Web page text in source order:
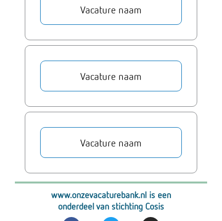
Vacature naam
Vacature naam
Vacature naam
www.onzevacaturebank.nl is een
onderdeel van stichting Cosis